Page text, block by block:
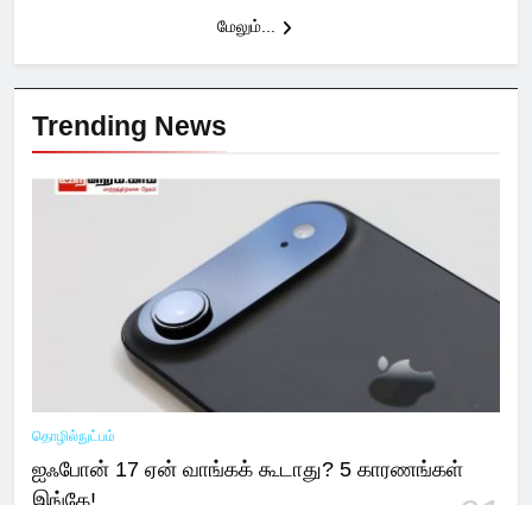
மேலும்...
Trending News
தொழில்நுட்பம்
ஐஃபோன் 17 ஏன் வாங்கக் கூடாது? 5 காரணங்கள்